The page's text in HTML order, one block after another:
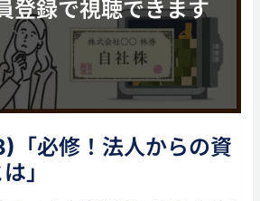
登録で視聴できます
「必修！法人からの資
」